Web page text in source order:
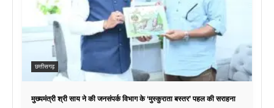
छत्तीसगढ़
मुख्यमंत्री श्री साय ने की जनसंपर्क विभाग के ‘मुस्कुराता बस्तर’ पहल की सराहना